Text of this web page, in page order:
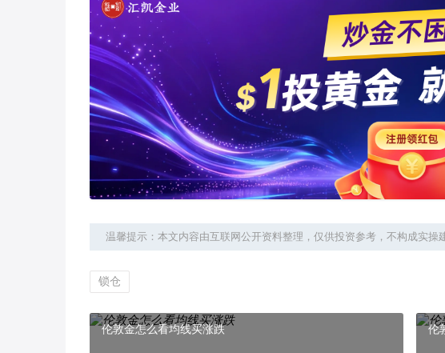
温馨提示：本文内容由互联网公开资料整理，仅供投资参考，不构成实操
锁仓
伦敦金怎么看均线买涨跌 伦